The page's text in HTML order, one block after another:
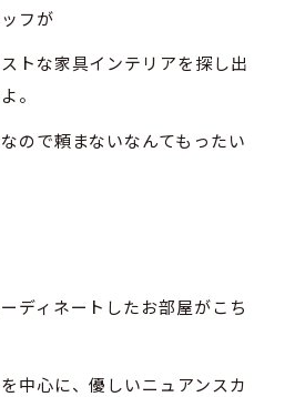
フが
トな家具インテリアを探し出
。
ので頼まないなんてもったい
ディネートしたお部屋がこち
心に、優しいニュアンスカ